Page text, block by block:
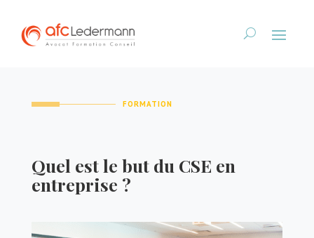
FORMATION
Quel est le but du CSE en
entreprise ?